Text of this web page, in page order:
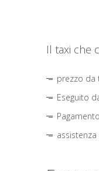
Il taxi che
prezzo da
Eseguito
assistenza